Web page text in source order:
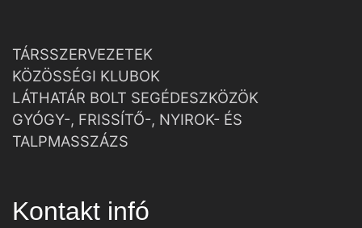
TÁRSSZERVEZETEK
KÖZÖSSÉGI KLUBOK
LÁTHATÁR BOLT SEGÉDESZKÖZÖK
GYÓGY-, FRISSÍTŐ-, NYIROK- ÉS
TALPMASSZÁZS
Kontakt infó